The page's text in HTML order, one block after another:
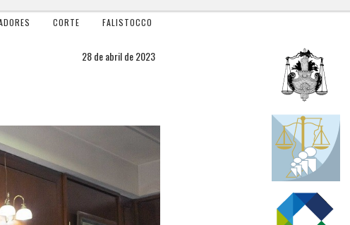
CORTE FALISTOCCO
28 de abril de 2023